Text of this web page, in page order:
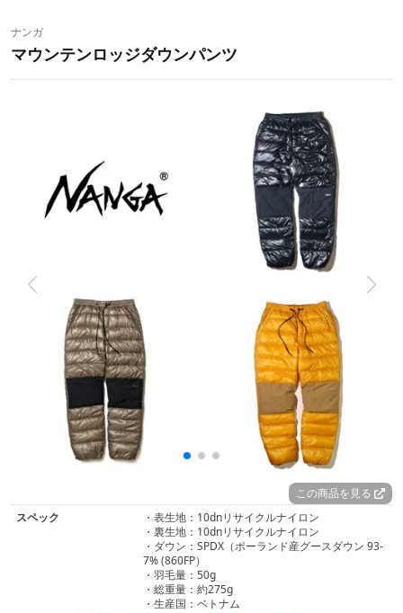
ナンガ
マウンテンロッジダウンパンツ
この商品を見る
スペック
・表生地：10dnリサイクルナイロン
・裏生地：10dnリサイクルナイロン
・ダウン：SPDX（ポーランド産グースダウン 93-
7% (860FP）
・羽毛量：50g
・総重量：約275g
・生産国：ベトナム